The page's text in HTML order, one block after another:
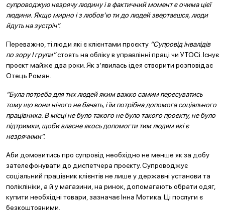
супроводжую незрячу людину і в фактичний момент є очима цієї
людини. Якщо мирно і з любов’ю ти до людей звертаєшся, люди
йдуть на зустріч”.
Переважно, ті люди які є клієнтами проєкту “Супровід інвалідів
по зору І групи”стоять на обліку в управлінні праці чи УТОСі. Існує
проєкт майже два роки. Як з’явилась ідея створити розповідає
Отець Роман.
“Була потреба для тих людей яким важко самим пересуватись
тому що вони нічого не бачать, і їм потрібна допомога соціального
працівника. В місці не було такого не було такого проекту, не було
підтримки, щоби власне якось допомогти тим людям які є
незрячими”.
Аби домовитись про супровід необхідно не менше як за добу
зателефонувати до диспетчера проєкту. Супроводжує
соціальний працівник клієнтів не лише у державні установи та
поліклініки, а й у магазини, на ринок, допомагають обрати одяг,
купити необхідні товари, зазначає Інна Мотика. Ці послуги є
безкоштовними.